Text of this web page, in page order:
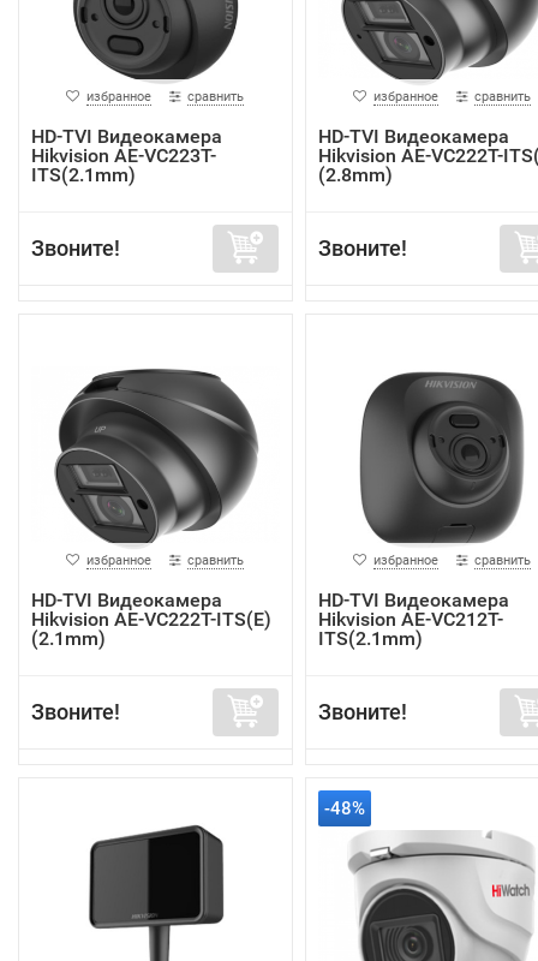
избранное сравнить
HD-TVI Видеокамера
Hikvision AE-VC223T-
ITS(2.1mm)
Звоните!
избранное сравнить
HD-TVI Видеокамера
Hikvision AE-VC222T-
(2.8mm)
Звоните!
избранное сравнить
HD-TVI Видеокамера
Hikvision AE-VC222T-ITS(E)
(2.1mm)
Звоните!
избранное сравнить
HD-TVI Видеокамера
Hikvision AE-VC212T-
ITS(2.1mm)
Звоните!
-48%